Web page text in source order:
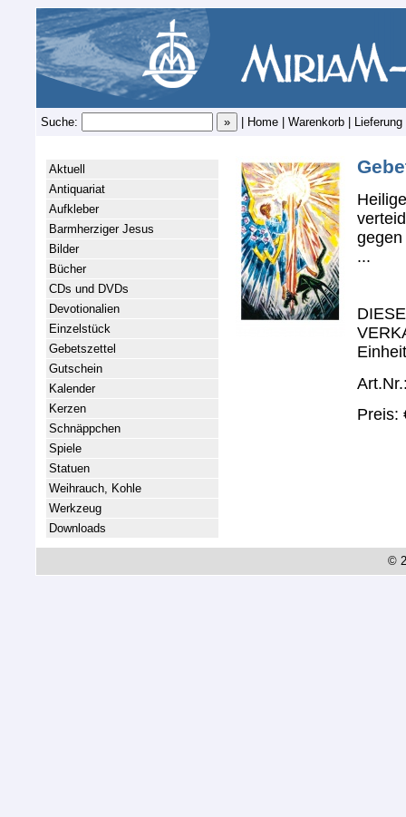
Suche: Home Warenkorb Lieferung
Aktuell
Antiquariat
Aufkleber
Barmherziger Jesus
Bilder
Bücher
CDs und DVDs
Devotionalien
Einzelstück
Gebetszettel
Gutschein
Kalender
Kerzen
Schnäppchen
Spiele
Statuen
Weihrauch, Kohle
Werkzeug
Downloads
gegen
...
Preis:
©